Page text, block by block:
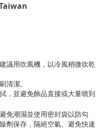
議用吹風機，以冷風稍微吹乾
清潔。
，並避免飾品直接或大量噴到
免潮濕並使用密封袋以防勾
劑保存，隔絕空氣、避免快速